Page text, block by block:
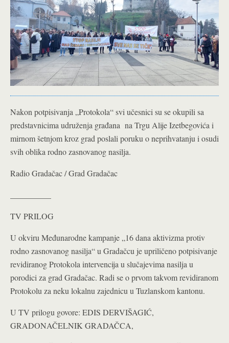
Nakon potpisivanja „Protokola“ svi učesnici su se okupili sa
predstavnicima udruženja građana na Trgu Alije Izetbegovića i
mirnom šetnjom kroz grad poslali poruku o neprihvatanju i osudi
svih oblika rodno zasnovanog nasilja.
Radio Gradačac / Grad Gradačac
TV PRILOG
U okviru Međunarodne kampanje „16 dana aktivizma protiv
rodno zasnovanog nasilja“ u Gradačcu je upriličeno potpisivanje
revidiranog Protokola intervencija u slučajevima nasilja u
porodici za grad Gradačac. Radi se o prvom takvom revidiranom
Protokolu za neku lokalnu zajednicu u Tuzlanskom kantonu.
U TV prilogu govore: EDIS DERVIŠAGIĆ,
GRADONAČELNIK GRADAČCA,